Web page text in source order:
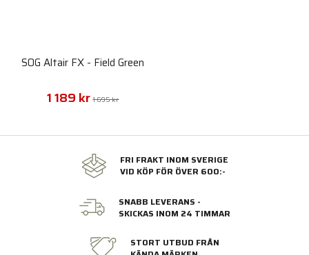
SOG Altair FX - Field Green
1 189 kr 1 695 kr
FRI FRAKT INOM SVERIGE
VID KÖP FÖR ÖVER 600:-
SNABB LEVERANS -
SKICKAS INOM 24 TIMMAR
STORT UTBUD FRÅN